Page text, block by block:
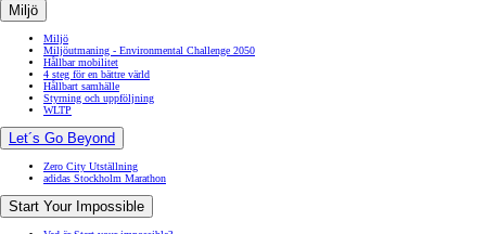
Miljö
Miljö
Miljöutmaning - Environmental Challenge 2050
Hållbar mobilitet
4 steg för en bättre värld
Hållbart samhälle
Styrning och uppföljning
WLTP
Let´s Go Beyond
Zero City Utställning
adidas Stockholm Marathon
Start Your Impossible